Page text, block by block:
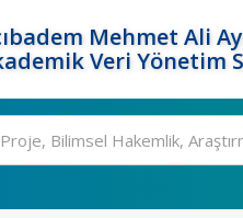
Mehmet Ali
Veri Yönetim